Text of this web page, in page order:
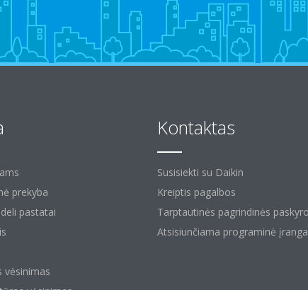
prekyba
pastatai
vėsinimas
Kontaktas
Susisiekti su Daikin
Kreiptis pagalbos
Tarptautinės pagrindinės
Atsisiunčiama programinė įranga